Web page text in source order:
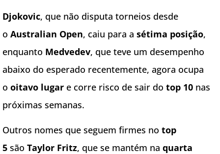
Djokovic, que não disputa torneios desde
o Australian Open, caiu para a sétima posição,
enquanto Medvedev, que teve um desempenho
abaixo do esperado recentemente, agora ocupa
o oitavo lugar e corre risco de sair do top 10 nas
próximas semanas.
Outros nomes que seguem firmes no top
5 são Taylor Fritz, que se mantém na quarta